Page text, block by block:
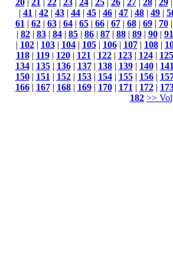
20| 21| 22| 23| 24| 25| 26| 27| 28| 29
| 41 | 42 | 43 | 44 | 45 | 46 | 47 | 48 | 49 |
61| 62| 63| 64| 65| 66| 67| 68| 69| 70
| 82| 83| 84| 85| 86| 87| 88| 89| 90| 91
| 102| 103| 104| 105| 106| 107| 108|
118| 119| 120| 121| 122| 123| 124| 125
134| 135| 136| 137| 138| 139| 140|
150| 151| 152| 153| 154| 155| 156|
166| 167| 168| 169| 170| 171| 172|
182 >>